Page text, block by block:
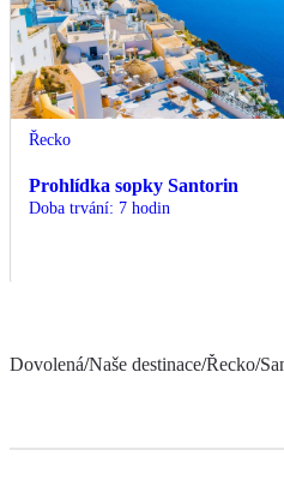
Řecko
Prohlídka sopky Santorin
Doba trvání: 7 hodin
Dovolená/Naše destinace/Řecko/